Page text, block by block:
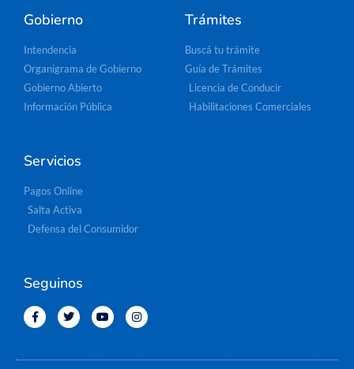
Gobierno
Intendencia
Organigrama de Gobierno
Gobierno Abierto
Información Pública
Trámites
Buscá tu trámite
Guía de Trámites
Licencia de Conducir
Habilitaciones Comerciales
Servicios
Pagos Online
Salta Activa
Defensa del Consumidor
Seguinos